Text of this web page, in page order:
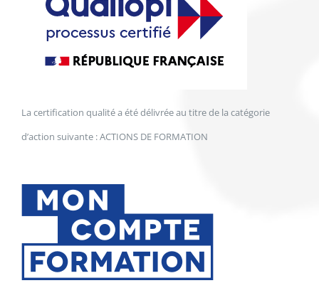
La certification qualité a été délivrée au titre de la catégorie
d’action suivante : ACTIONS DE FORMATION